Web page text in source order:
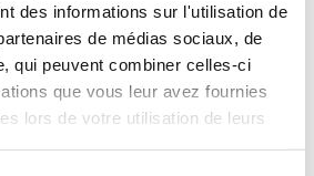
des informations sur l'utilisation de
de médias sociaux, de
qui peuvent combiner celles-ci
que vous leur avez fournies
lors de votre utilisation de leurs
techniques
17,00 € TTC